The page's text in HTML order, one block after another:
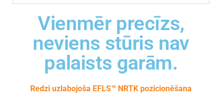
Vienmēr precīzs,
neviens stūris nav
palaists garām.
Redzi uzlabojoša EFLS™ NRTK pozicionēšana